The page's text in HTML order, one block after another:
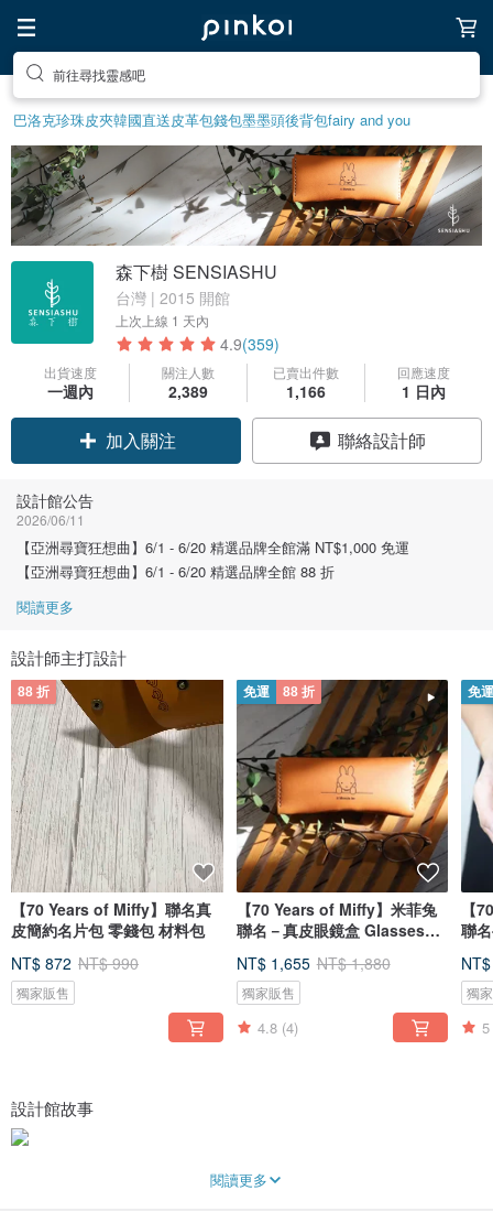
前往尋找靈感吧
巴洛克珍珠皮夾韓國直送皮革包錢包墨墨頭後背包fairy and you
森下樹 SENSIASHU
台灣 | 2015 開館
上次上線 1 天內
4.9(359)
出貨速度
一週內
關注人數
2,389
已賣出件數
1,166
回應速度
1 日內
領優惠券
加入關注
聯絡設計師
設計館公告
2026/06/11
【亞洲尋寶狂想曲】6/1 - 6/20 精選品牌全館滿 NT$1,000 免運
【亞洲尋寶狂想曲】6/1 - 6/20 精選品牌全館 88 折
閱讀更多
設計師主打設計
88 折
【70 Years of Miffy】聯名真
皮簡約名片包 零錢包 材料包
NT$ 872 NT$ 990
獨家販售
免運 88 折
【70 Years of Miffy】米菲兔
聯名－真皮眼鏡盒 Glasses
NT$ 1,655 NT$ 1,880
獨家販售
4.8 (4)
免
【
聯
獨
5
設計館故事
閱讀更多